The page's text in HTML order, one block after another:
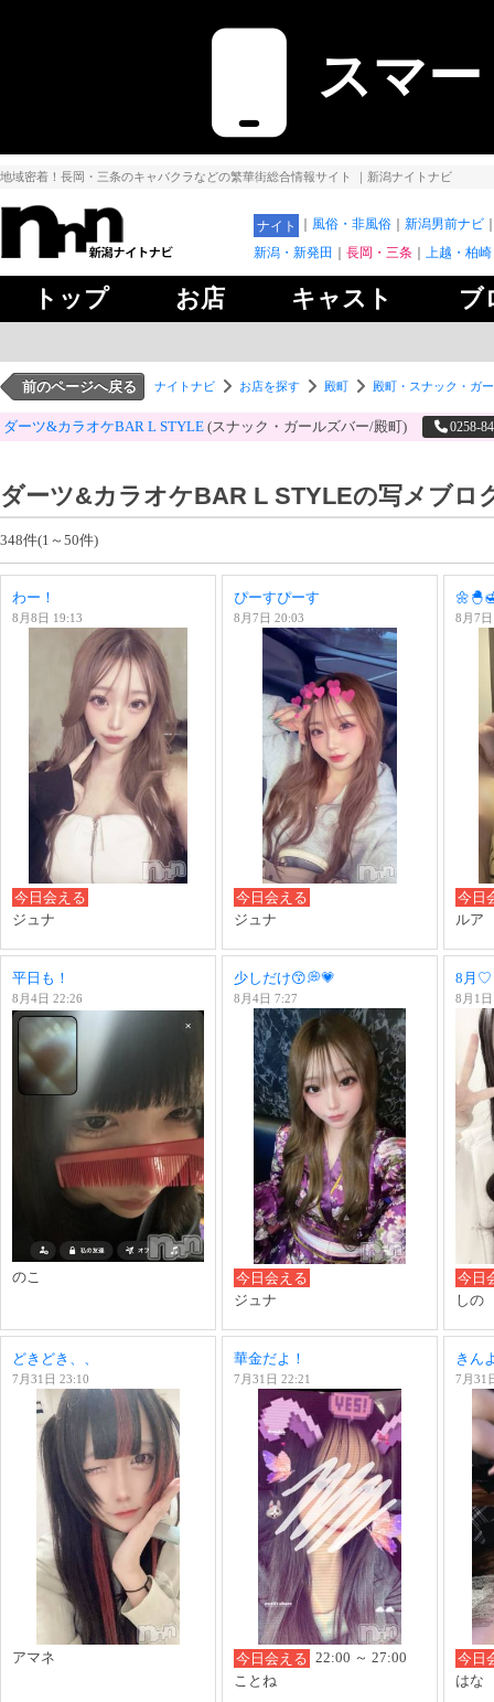
スマ
地域密着！長岡・三条のキャバクラなどの繁華街総合情報サイト ｜新潟ナイトナビ
ナイト 風俗・非風俗
新潟男前ナビ
新潟・新発田
長岡・三条 上越・柏
トップ お店 キャスト ブ
前のページへ戻る ナイトナビ お店を探す 殿町 殿町・スナック・ガ
ダーツ&カラオケBAR L STYLE (スナック・ガールズバー/殿町) 0258-
ダーツ&カラオケBAR L STYLEの写メブロ
348件(1～50件)
わー！
8月8日 19:13
今日会える
ジュナ
ぴーすぴーす
8月7日 20:03
今日会える
ジュナ
8月7
今日
ルア
平日も！
8月4日 22:26
のこ
少しだけ😙💭💗
8月4日 7:27
今日会える
ジュナ
8月♡
8月1
今日
しの
どきどき、、
7月31日 23:10
アマネ
華金だよ！
7月31日 22:21
今日会える 22:00 ～ 27:00
ことね
きん
7月31
今日
はな